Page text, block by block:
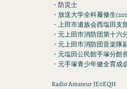
・防災士
・放送大学全科履修生
・上田市遺族会西塩田支
・元上田市消防団第十六
・元上田市消防団音楽隊
・元塩田公民館手塚分館
・元手塚青少年健全育成
Radio Amateur JE0EQH